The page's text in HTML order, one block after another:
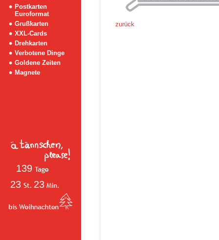
Postkarten
Euroformat
Grußkarten
XXL-Cards
Drehkarten
Verbotene Dinge
Goldene Zeiten
Magnete
139
23
23
zurück